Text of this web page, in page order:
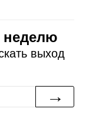
неделю
выход
→